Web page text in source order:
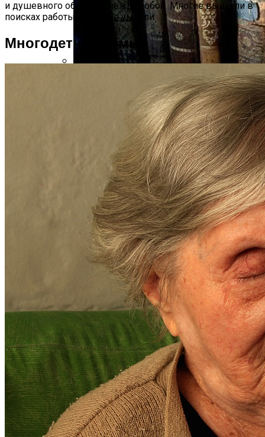
Женская Зимняя Обувь: 5 Стильных
Моделей, За Которыми
Выстраиваются В Очереди
Интересные Факты О Войнах…
Самая Известная Охота На Ведьм В
Истории: Как Проходил Салемский
Процесс
и душевного общения между собой. Многие выехали в
поисках работы, а многие умерли.
Многодетная Семья